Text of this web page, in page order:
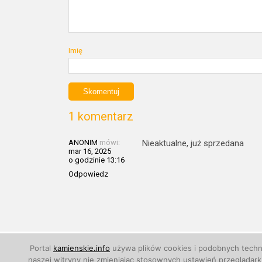
Imię
1 komentarz
ANONIM mówi:
mar 16, 2025
o godzinie 13:16
Odpowiedz
Nieaktualne, już sprzedana
© 2011 - 2026 Kamienskie.info. Wszelkie prawa
Portal kamienskie.info używa plików cookies i podobnych
naszej witryny nie zmieniając stosownych ustawień